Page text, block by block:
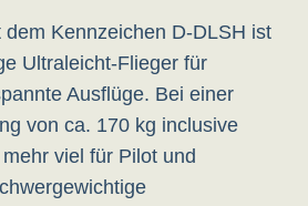
Kennzeichen D-DLSH ist
Ultraleicht-Flieger für
Ausflüge. Bei einer
von ca. 170 kg inclusive
viel für Pilot und